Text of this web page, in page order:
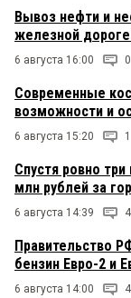
Вывоз нефти и
железной
6 августа 16:00 0
Современные
возможности и
6 августа 15:20 1
Спустя ровно
млн рублей за
6 августа 14:39 4
Правительство
бензин Евро-2 и
6 августа 14:00 4